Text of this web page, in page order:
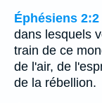
Éphésiens 2:2
dans lesquels
train de ce
de l'air, de
de la rébellion.